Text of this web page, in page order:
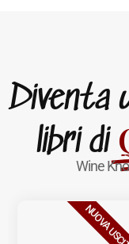
Diventa
libri di
Wine
NUOVA